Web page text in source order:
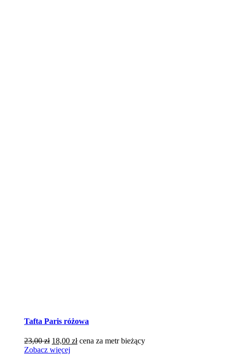
Tafta Paris różowa
23,00zł Pierwotna
cena
18,00 złAktualna
cena za metr bieżący
Zobacz więcej